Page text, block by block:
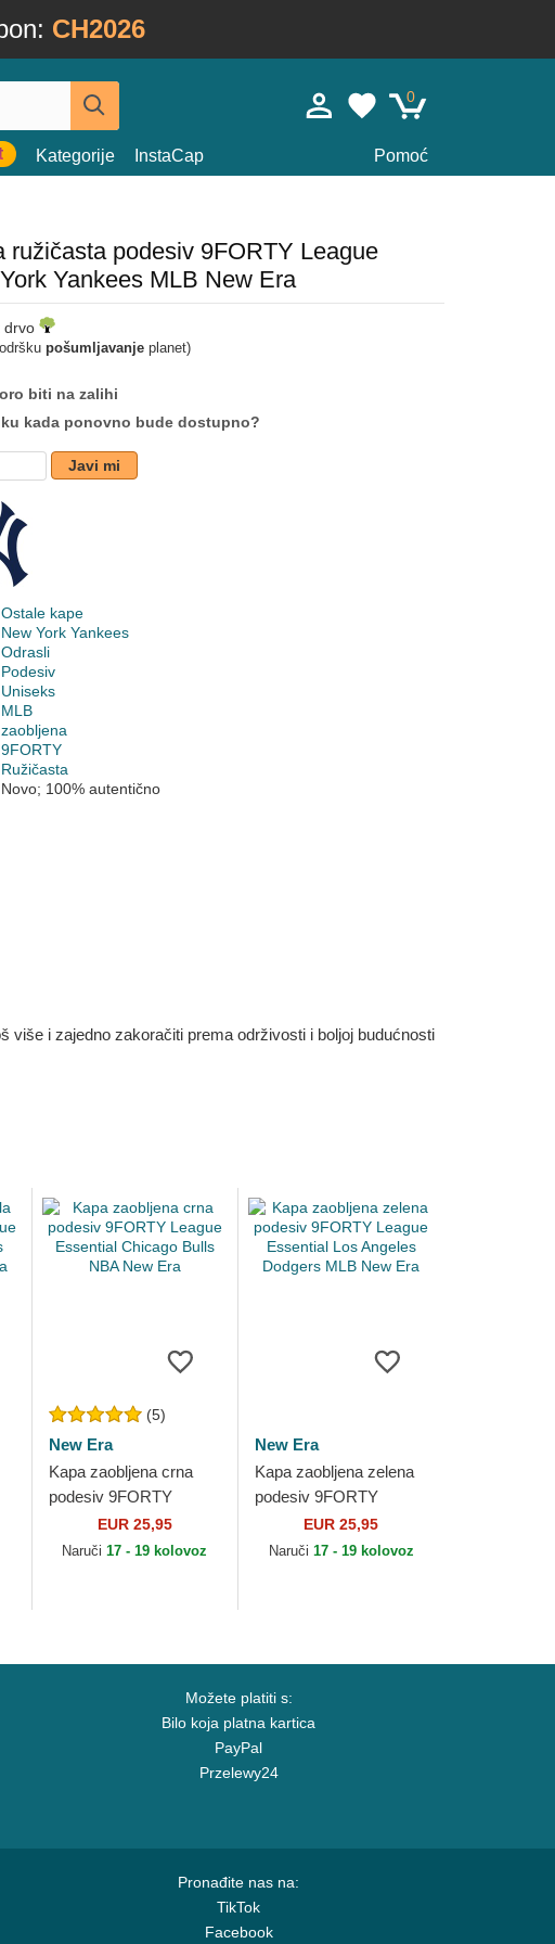
CH2026
0
Kategorije InstaCap Pomoć
ružičasta podesiv 9FORTY League
Yankees MLB New Era
drvo
pošumljavanje planet)
biti na zalihi
kada ponovno bude dostupno?
Javi mi
Ostale kape
New York Yankees
Odrasli
Podesiv
Uniseks
MLB
zaobljena
9FORTY
Ružičasta
Novo; 100% autentično
više i zajedno zakoračiti prema održivosti i boljoj budućnosti
(5)
New Era
Kapa zaobljena crna
podesiv 9FORTY
League Essential
Chicago Bulls NBA New
EUR 25,95
Naruči17 - 19 kolovoz
New Era
Kapa zaobljena zelena
podesiv 9FORTY
League Essential Los
Angeles Dodgers MLB
EUR 25,95
Naruči 17 - 19 kolovoz
Možete platiti s:
Bilo koja platna kartica
PayPal
Przelewy24
Pronađite nas na:
TikTok
Facebook